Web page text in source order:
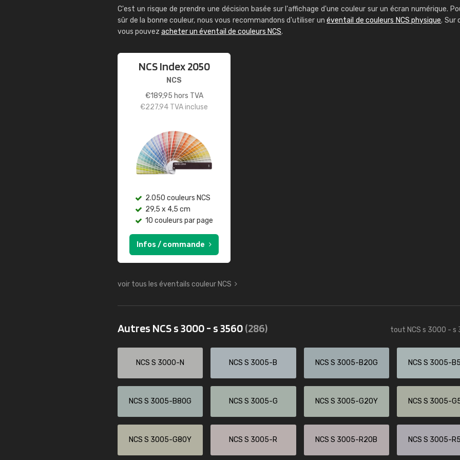
C'est un risque de prendre une décision basée sur l'affichage d'une couleur sur un écran numérique.
sûr de la bonne couleur, nous vous recommandons d'utiliser unéventail de couleurs NCS physique. Sur
vous pouvez acheter un éventail de couleurs NCS.
NCS Index 2050
NCS
€189,95 hors TVA
€227,94 TVA incluse
2.050 couleurs NCS
29,5 x 4,5 cm
10 couleurs par page
Infos / commande
voir tous les éventails couleur NCS
Autres NCS s 3000 - s 3560(286) tout NCS s 3000 - s
NCS S 3000-N NCS S 3005-B NCS S 3005-B20G NCS S 3005-
NCS S 3005-B80G NCS S 3005-G NCS S 3005-G20Y NCS S 3005-
NCS S 3005-G80Y NCS S 3005-R NCS S 3005-R20B NCS S 3005-